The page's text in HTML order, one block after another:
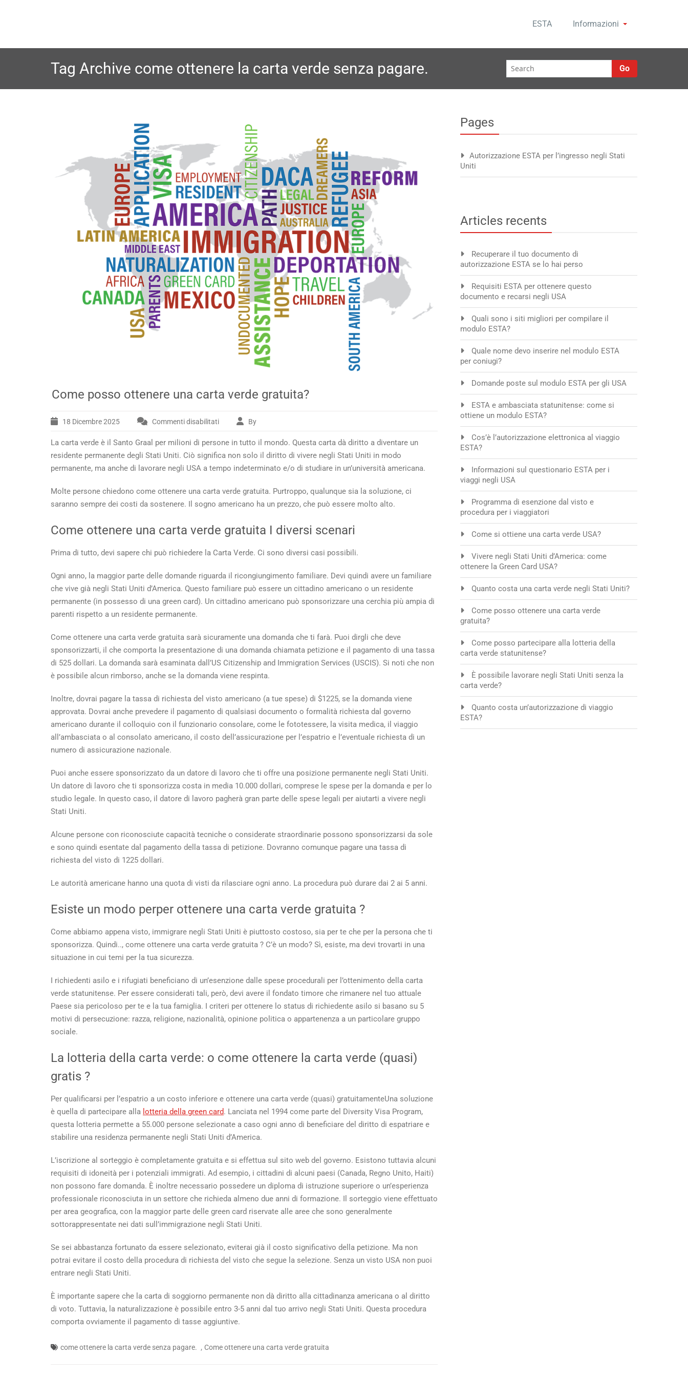
ESTA Informazioni
Tag Archive come ottenere la carta verde senza pagare. Go
Come posso ottenere una carta verde gratuita?
18 Dicembre 2025 Commenti disabilitatisu
posso
ottenere
una
verde
gratuita?
By
La carta verde è il Santo Graal per milioni di persone in tutto il mondo. Questa carta dà diritto a diventare un
residente permanente degli Stati Uniti. Ciò significa non solo il diritto di vivere negli Stati Uniti in modo
permanente, ma anche di lavorare negli USA a tempo indeterminato e/o di studiare in un’università americana.
Molte persone chiedono come ottenere una carta verde gratuita. Purtroppo, qualunque sia la soluzione, ci
saranno sempre dei costi da sostenere. Il sogno americano ha un prezzo, che può essere molto alto.
Come ottenere una carta verde gratuita I diversi scenari
Prima di tutto, devi sapere chi può richiedere la Carta Verde. Ci sono diversi casi possibili.
Ogni anno, la maggior parte delle domande riguarda il ricongiungimento familiare. Devi quindi avere un familiare
che vive già negli Stati Uniti d’America. Questo familiare può essere un cittadino americano o un residente
permanente (in possesso di una green card). Un cittadino americano può sponsorizzare una cerchia più ampia di
parenti rispetto a un residente permanente.
Come ottenere una carta verde gratuita sarà sicuramente una domanda che ti farà. Puoi dirgli che deve
sponsorizzarti, il che comporta la presentazione di una domanda chiamata petizione e il pagamento di una tassa
di 525 dollari. La domanda sarà esaminata dall’US Citizenship and Immigration Services (USCIS). Si noti che non
è possibile alcun rimborso, anche se la domanda viene respinta.
Inoltre, dovrai pagare la tassa di richiesta del visto americano (a tue spese) di $1225, se la domanda viene
approvata. Dovrai anche prevedere il pagamento di qualsiasi documento o formalità richiesta dal governo
americano durante il colloquio con il funzionario consolare, come le fototessere, la visita medica, il viaggio
all’ambasciata o al consolato americano, il costo dell’assicurazione per l’espatrio e l’eventuale richiesta di un
numero di assicurazione nazionale.
Puoi anche essere sponsorizzato da un datore di lavoro che ti offre una posizione permanente negli Stati Uniti.
Un datore di lavoro che ti sponsorizza costa in media 10.000 dollari, comprese le spese per la domanda e per lo
studio legale. In questo caso, il datore di lavoro pagherà gran parte delle spese legali per aiutarti a vivere negli
Stati Uniti.
Alcune persone con riconosciute capacità tecniche o considerate straordinarie possono sponsorizzarsi da sole
e sono quindi esentate dal pagamento della tassa di petizione. Dovranno comunque pagare una tassa di
richiesta del visto di 1225 dollari.
Le autorità americane hanno una quota di visti da rilasciare ogni anno. La procedura può durare dai 2 ai 5 anni.
Esiste un modo perper ottenere una carta verde gratuita ?
Come abbiamo appena visto, immigrare negli Stati Uniti è piuttosto costoso, sia per te che per la persona che ti
sponsorizza. Quindi.., come ottenere una carta verde gratuita ? C’è un modo? Sì, esiste, ma devi trovarti in una
situazione in cui temi per la tua sicurezza.
I richiedenti asilo e i rifugiati beneficiano di un’esenzione dalle spese procedurali per l’ottenimento della carta
verde statunitense. Per essere considerati tali, però, devi avere il fondato timore che rimanere nel tuo attuale
Paese sia pericoloso per te e la tua famiglia. I criteri per ottenere lo status di richiedente asilo si basano su 5
motivi di persecuzione: razza, religione, nazionalità, opinione politica o appartenenza a un particolare gruppo
sociale.
La lotteria della carta verde: o come ottenere la carta verde (quasi)
gratis ?
Per qualificarsi per l’espatrio a un costo inferiore e ottenere una carta verde (quasi) gratuitamenteUna soluzione
è quella di partecipare alla lotteria della green card. Lanciata nel 1994 come parte del Diversity Visa Program,
questa lotteria permette a 55.000 persone selezionate a caso ogni anno di beneficiare del diritto di espatriare e
stabilire una residenza permanente negli Stati Uniti d’America.
L’iscrizione al sorteggio è completamente gratuita e si effettua sul sito web del governo. Esistono tuttavia alcuni
requisiti di idoneità per i potenziali immigrati. Ad esempio, i cittadini di alcuni paesi (Canada, Regno Unito, Haiti)
non possono fare domanda. È inoltre necessario possedere un diploma di istruzione superiore o un’esperienza
professionale riconosciuta in un settore che richieda almeno due anni di formazione. Il sorteggio viene effettuato
per area geografica, con la maggior parte delle green card riservate alle aree che sono generalmente
sottorappresentate nei dati sull’immigrazione negli Stati Uniti.
Se sei abbastanza fortunato da essere selezionato, eviterai già il costo significativo della petizione. Ma non
potrai evitare il costo della procedura di richiesta del visto che segue la selezione. Senza un visto USA non puoi
entrare negli Stati Uniti.
È importante sapere che la carta di soggiorno permanente non dà diritto alla cittadinanza americana o al diritto
di voto. Tuttavia, la naturalizzazione è possibile entro 3-5 anni dal tuo arrivo negli Stati Uniti. Questa procedura
comporta ovviamente il pagamento di tasse aggiuntive.
come ottenere la carta verde senza pagare. , Come ottenere una carta verde gratuita
Pages
Autorizzazione ESTA per l’ingresso negli Stati
Uniti
Articles recents
Recuperare il tuo documento di
autorizzazione ESTA se lo hai perso
Requisiti ESTA per ottenere questo
documento e recarsi negli USA
Quali sono i siti migliori per compilare il
modulo ESTA?
Quale nome devo inserire nel modulo ESTA
per coniugi?
Domande poste sul modulo ESTA per gli USA
ESTA e ambasciata statunitense: come si
ottiene un modulo ESTA?
Cos’è l’autorizzazione elettronica al viaggio
ESTA?
Informazioni sul questionario ESTA per i
viaggi negli USA
Programma di esenzione dal visto e
procedura per i viaggiatori
Come si ottiene una carta verde USA?
Vivere negli Stati Uniti d’America: come
ottenere la Green Card USA?
Quanto costa una carta verde negli Stati Uniti?
Come posso ottenere una carta verde
gratuita?
Come posso partecipare alla lotteria della
carta verde statunitense?
È possibile lavorare negli Stati Uniti senza la
carta verde?
Quanto costa un’autorizzazione di viaggio
ESTA?